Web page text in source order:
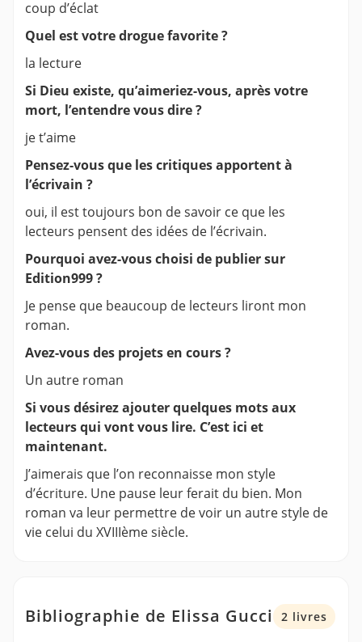
coup d’éclat
Quel est votre drogue favorite ?
la lecture
Si Dieu existe, qu’aimeriez-vous, après votre
mort, l’entendre vous dire ?
je t’aime
Pensez-vous que les critiques apportent à
l’écrivain ?
oui, il est toujours bon de savoir ce que les
lecteurs pensent des idées de l’écrivain.
Pourquoi avez-vous choisi de publier sur
Edition999 ?
Je pense que beaucoup de lecteurs liront mon
roman.
Avez-vous des projets en cours ?
Un autre roman
Si vous désirez ajouter quelques mots aux
lecteurs qui vont vous lire. C’est ici et
maintenant.
J’aimerais que l’on reconnaisse mon style
d’écriture. Une pause leur ferait du bien. Mon
roman va leur permettre de voir un autre style de
vie celui du XVIIIème siècle.
Bibliographie de Elissa Gucci 2 livres